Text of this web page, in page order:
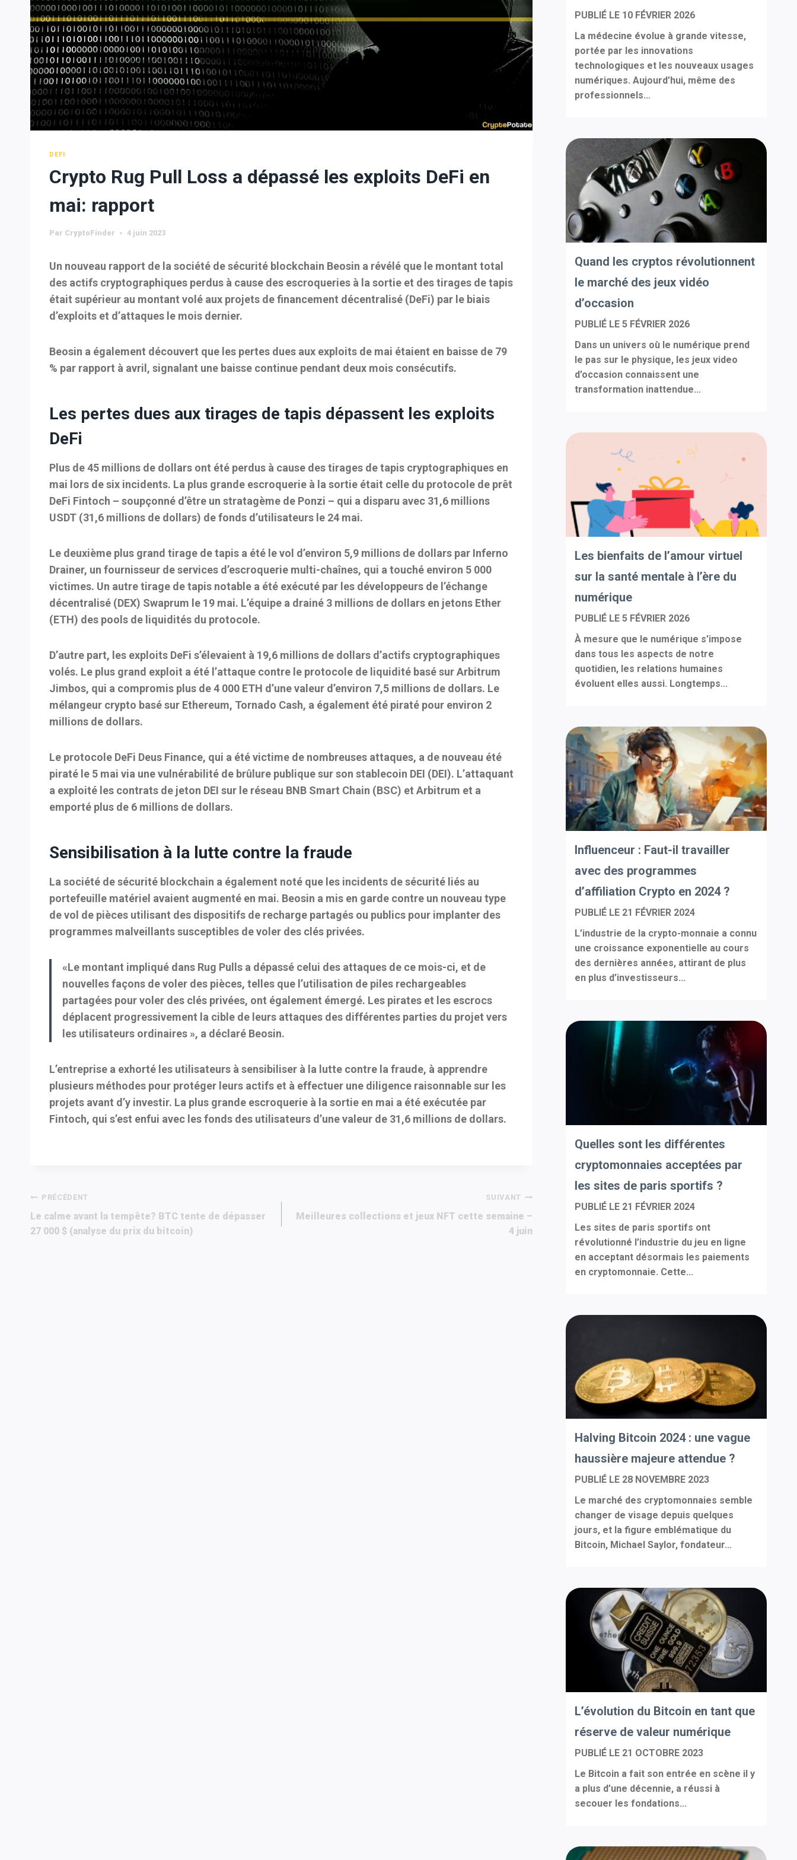
DEFI
Crypto Rug Pull Loss a dépassé les exploits DeFi en
mai: rapport
Par CryptoFinder 4 juin 2023
Un nouveau rapport de la société de sécurité blockchain Beosin a révélé que le montant total
des actifs cryptographiques perdus à cause des escroqueries à la sortie et des tirages de tapis
était supérieur au montant volé aux projets de financement décentralisé (DeFi) par le biais
d’exploits et d’attaques le mois dernier.
Beosin a également découvert que les pertes dues aux exploits de mai étaient en baisse de 79
% par rapport à avril, signalant une baisse continue pendant deux mois consécutifs.
Les pertes dues aux tirages de tapis dépassent les exploits
DeFi
Plus de 45 millions de dollars ont été perdus à cause des tirages de tapis cryptographiques en
mai lors de six incidents. La plus grande escroquerie à la sortie était celle du protocole de prêt
DeFi Fintoch – soupçonné d’être un stratagème de Ponzi – qui a disparu avec 31,6 millions
USDT (31,6 millions de dollars) de fonds d’utilisateurs le 24 mai.
Le deuxième plus grand tirage de tapis a été le vol d’environ 5,9 millions de dollars par Inferno
Drainer, un fournisseur de services d’escroquerie multi-chaînes, qui a touché environ 5 000
victimes. Un autre tirage de tapis notable a été exécuté par les développeurs de l’échange
décentralisé (DEX) Swaprum le 19 mai. L’équipe a drainé 3 millions de dollars en jetons Ether
(ETH) des pools de liquidités du protocole.
D’autre part, les exploits DeFi s’élevaient à 19,6 millions de dollars d’actifs cryptographiques
volés. Le plus grand exploit a été l’attaque contre le protocole de liquidité basé sur Arbitrum
Jimbos, qui a compromis plus de 4 000 ETH d’une valeur d’environ 7,5 millions de dollars. Le
mélangeur crypto basé sur Ethereum, Tornado Cash, a également été piraté pour environ 2
millions de dollars.
Le protocole DeFi Deus Finance, qui a été victime de nombreuses attaques, a de nouveau été
piraté le 5 mai via une vulnérabilité de brûlure publique sur son stablecoin DEI (DEI). L’attaquant
a exploité les contrats de jeton DEI sur le réseau BNB Smart Chain (BSC) et Arbitrum et a
emporté plus de 6 millions de dollars.
Sensibilisation à la lutte contre la fraude
La société de sécurité blockchain a également noté que les incidents de sécurité liés au
portefeuille matériel avaient augmenté en mai. Beosin a mis en garde contre un nouveau type
de vol de pièces utilisant des dispositifs de recharge partagés ou publics pour implanter des
programmes malveillants susceptibles de voler des clés privées.
«Le montant impliqué dans Rug Pulls a dépassé celui des attaques de ce mois-ci, et de
nouvelles façons de voler des pièces, telles que l’utilisation de piles rechargeables
partagées pour voler des clés privées, ont également émergé. Les pirates et les escrocs
déplacent progressivement la cible de leurs attaques des différentes parties du projet vers
les utilisateurs ordinaires », a déclaré Beosin.
L’entreprise a exhorté les utilisateurs à sensibiliser à la lutte contre la fraude, à apprendre
plusieurs méthodes pour protéger leurs actifs et à effectuer une diligence raisonnable sur les
projets avant d’y investir. La plus grande escroquerie à la sortie en mai a été exécutée par
Fintoch, qui s’est enfui avec les fonds des utilisateurs d’une valeur de 31,6 millions de dollars.
Navigation
de
PRÉCÉDENT
Le calme avant la tempête? BTC tente de dépasser
27 000 $ (analyse du prix du bitcoin)
SUIVANT
Meilleures collections et jeux NFT cette semaine –
4 juin
PUBLIÉ LE 10 FÉVRIER 2026
La médecine évolue à grande vitesse,
portée par les innovations
technologiques et les nouveaux usages
numériques. Aujourd’hui, même des
professionnels...
Quand les cryptos révolutionnent
le marché des jeux vidéo
d’occasion
PUBLIÉ LE5 FÉVRIER 2026
Dans un univers où le numérique prend
le pas sur le physique, les jeux video
d’occasion connaissent une
transformation inattendue...
Les bienfaits de l’amour virtuel
sur la santé mentale à l’ère du
numérique
PUBLIÉ LE5 FÉVRIER 2026
À mesure que le numérique s’impose
dans tous les aspects de notre
quotidien, les relations humaines
évoluent elles aussi. Longtemps...
Influenceur : Faut-il travailler
avec des programmes
d’affiliation Crypto en 2024 ?
PUBLIÉ LE 21 FÉVRIER 2024
L’industrie de la crypto-monnaie a connu
une croissance exponentielle au cours
des dernières années, attirant de plus
en plus d’investisseurs...
Quelles sont les différentes
cryptomonnaies acceptées par
les sites de paris sportifs ?
PUBLIÉ LE 21 FÉVRIER 2024
Les sites de paris sportifs ont
révolutionné l’industrie du jeu en ligne
en acceptant désormais les paiements
en cryptomonnaie. Cette...
Halving Bitcoin 2024 : une vague
haussière majeure attendue ?
PUBLIÉ LE 28 NOVEMBRE 2023
Le marché des cryptomonnaies semble
changer de visage depuis quelques
jours, et la figure emblématique du
Bitcoin, Michael Saylor, fondateur...
L’évolution du Bitcoin en tant que
réserve de valeur numérique
PUBLIÉ LE 21 OCTOBRE 2023
Le Bitcoin a fait son entrée en scène il y
a plus d’une décennie, a réussi à
secouer les fondations...